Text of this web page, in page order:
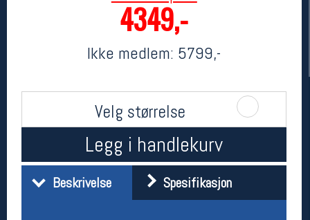
4349,-
Ikke medlem: 5799,-
Velg størrelse
Legg i handlekurv
Beskrivelse Spesifikasjon
Her finner du oss
Oslo Sportslager
Torggata 20